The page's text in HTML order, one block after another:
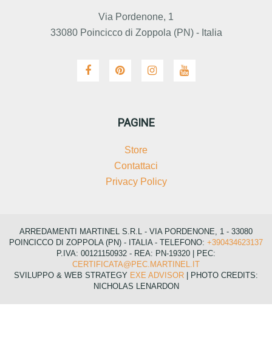
Via Pordenone, 1
33080 Poincicco di Zoppola (PN) - Italia
PAGINE
Store
Contattaci
Privacy Policy
ARREDAMENTI MARTINEL S.R.L - VIA PORDENONE, 1 - 33080
POINCICCO DI ZOPPOLA (PN) - ITALIA - TELEFONO: +390434623137
P.IVA: 00121150932 - REA: PN-19320 | PEC:
CERTIFICATA@PEC.MARTINEL.IT
SVILUPPO & WEB STRATEGY EXE ADVISOR | PHOTO CREDITS:
NICHOLAS LENARDON